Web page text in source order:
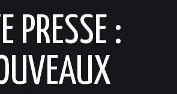
PRESSE :